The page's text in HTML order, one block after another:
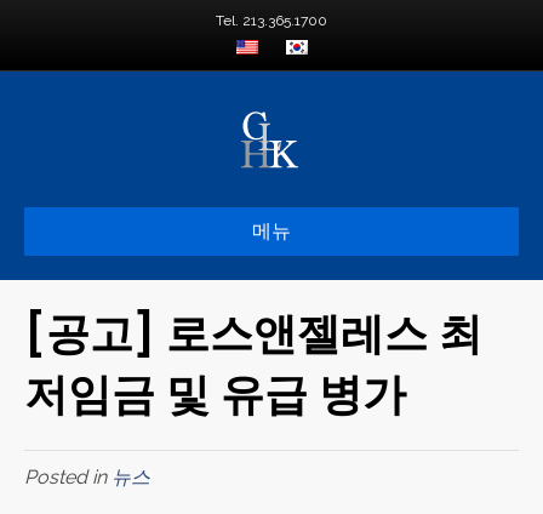
Tel. 213.365.1700
메뉴
[공고] 로스앤젤레스 최
저임금 및 유급 병가
Posted in 뉴스